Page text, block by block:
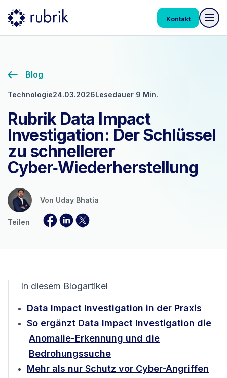
Kontakt
Blog
Technologie24.03.2026Lesedauer 9 Min.
Rubrik Data Impact
Investigation: Der Schlüssel
zu schnellerer
Cyber‑Wiederherstellung
Von Uday Bhatia
Teilen
In diesem Blogartikel
Data Impact Investigation in der Praxis
So ergänzt Data Impact Investigation die
Anomalie-Erkennung und die
Bedrohungssuche
Mehr als nur Schutz vor Cyber-Angriffen